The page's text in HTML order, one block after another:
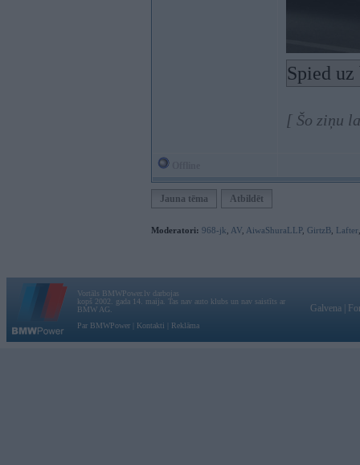
Spied
[ Šo ziņu
Jauna tēma Atbildēt
Moderatori: 968-jk AV AiwaShuraLLP, GirtzB Lafter
Vortāls BMWPower.lv darbojas
kopš 2002. gada 14. maija. Tas nav auto klubs un nav saistīts ar
BMW AG.
Par BMWPower
Kontakti Reklāma
Galvena